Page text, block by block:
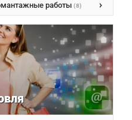
работы (8)